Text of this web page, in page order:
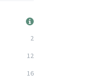
2
12
16